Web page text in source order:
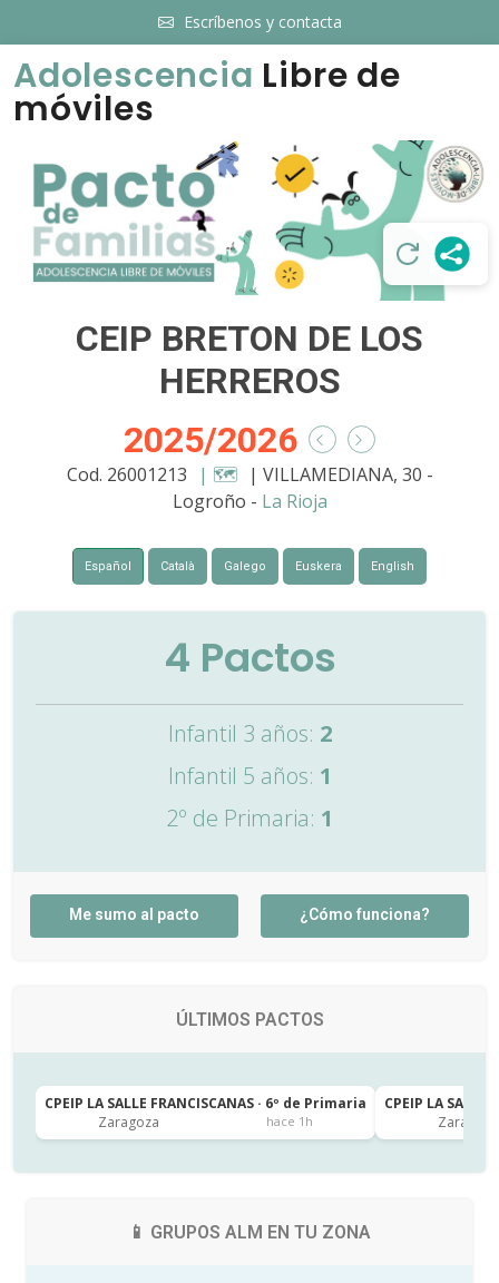
Escríbenos y contacta
Adolescencia Libre de
móviles
CEIP BRETON DE LOS
HERREROS
2025/2026
Cod. 26001213 | 🗺️ | VILLAMEDIANA, 30 -
Logroño - La Rioja
Español Català Galego Euskera English
4 Pactos
Infantil 3 años: 2
Infantil 5 años: 1
2º de Primaria: 1
Me sumo al pacto ¿Cómo funciona?
ÚLTIMOS PACTOS
CPEIP LA SALLE FRANCISCANAS · 6º de Primaria
Zaragoza
hace 1h
CPEIP LA SALLE
Zaragoza
📱 GRUPOS ALM EN TU ZONA